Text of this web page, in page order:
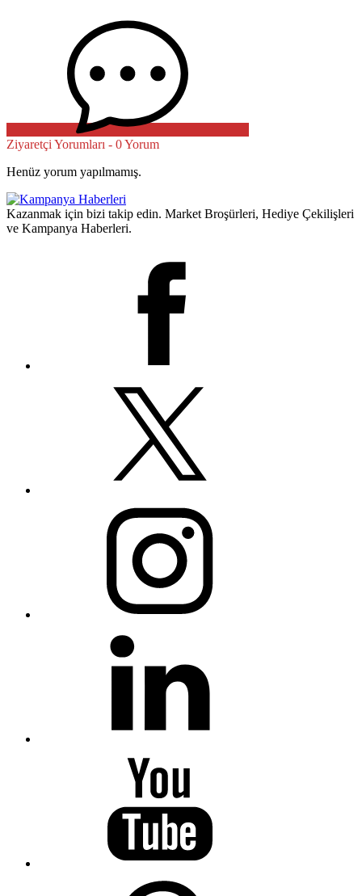
Ziyaretçi Yorumları - 0 Yorum
Henüz yorum yapılmamış.
Kazanmak için bizi takip edin. Market Broşürleri, Hediye Çekilişleri
ve Kampanya Haberleri.